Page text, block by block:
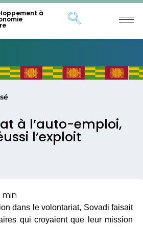
à
à l’auto-emploi,
l’exploit
dans le volontariat, Sovadi faisait
qui croyaient que leur mission